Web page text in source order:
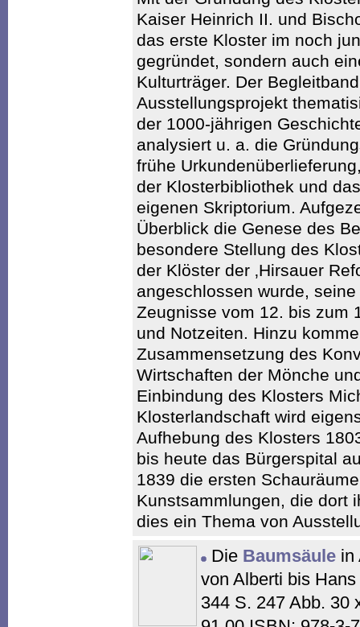
Kaiser Heinrich II. und
das erste Kloster im noch
gegründet, sondern auch
Kulturträger. Der
Ausstellungsprojekt
der 1000-jährigen
analysiert u. a. die
frühe
der Klosterbibliothek und
eigenen Skriptorium.
Überblick die Genese des
besondere Stellung des
der Klöster der ‚Hirsauer
angeschlossen wurde,
Zeugnisse vom 12. bis zum
und Notzeiten. Hinzu
Zusammensetzung des
Wirtschaften der Mönche
Einbindung des Klosters
Klosterlandschaft wird
Aufhebung des Klosters
bis heute das Bürgerspital
1839 die ersten
Kunstsammlungen, die dort
dies ein Thema von
Die Baumsäule in
von Alberti bis
344 S. 247 Abb. 30